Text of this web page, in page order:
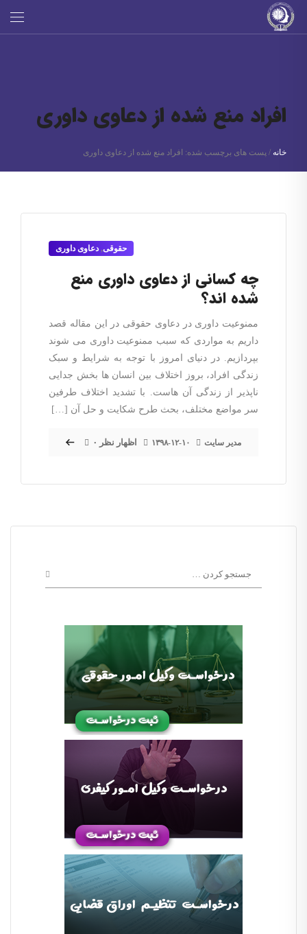
افراد منع شده از دعاوی داوری
خانه / پست های برچسب شده: افراد منع شده از دعاوی داوری
حقوقی, دعاوی داوری
چه کسانی از دعاوی داوری منع
شده اند؟
ممنوعیت داوری در دعاوی حقوقی در این مقاله قصد
داریم به مواردی که سبب ممنوعیت داوری می شوند
بپردازیم. در دنیای امروز با توجه به شرایط و سبک
زندگی افراد، بروز اختلاف بین انسان ها بخش جدایی
ناپذیر از زندگی آن هاست. با تشدید اختلاف طرفین
سر مواضع مختلف، بحث طرح شکایت و حل آن […]
مدیر سایت ۱۳۹۸-۱۲-۱۰ ۰ اظهار نظر